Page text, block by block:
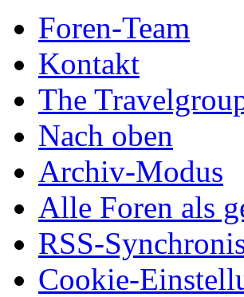
Foren-Team
Kontakt
The
Nach oben
Archiv-Modus
Alle Foren als
RSS-
Cookie-